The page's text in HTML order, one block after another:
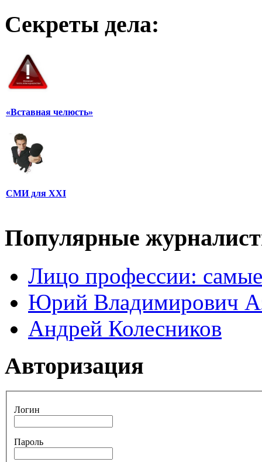
Секреты дела:
«Вставная челюсть»
СМИ для XXI
Популярные
Лицо профессии:
Юрий Владимирович
Андрей Колесников
Авторизация
Логин
Пароль